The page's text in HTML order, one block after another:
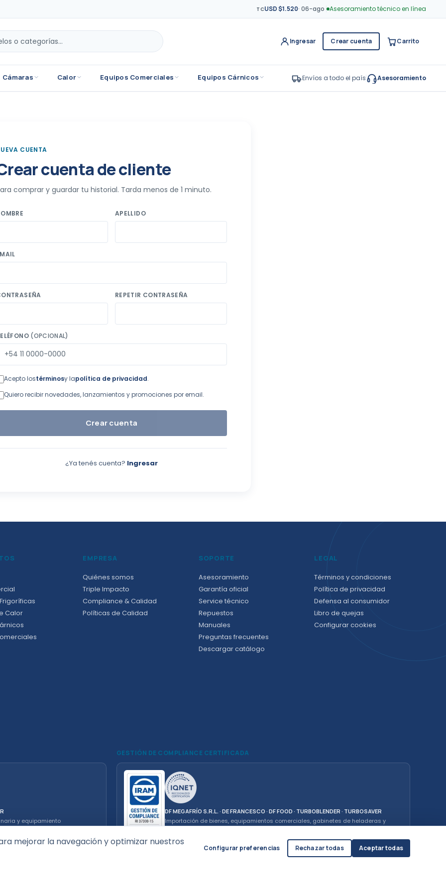
TCUSD $1.520·06-ago Asesoramiento técnico en línea
Ingresar Crear cuenta Carrito
Cámaras Calor Equipos Comerciales Equipos Cárnicos Envíos a todo el país Asesoramiento
CUENTA
cuenta de cliente
comprar y guardar tu historial. Tarda menos de 1 minuto.
APELLIDO
REPETIR CONTRASEÑA
(OPCIONAL)
Acepto lostérminosy lapolítica de privacidad.
Quiero recibir novedades, lanzamientos y promociones por email.
Crear cuenta
¿Ya tenés cuenta? Ingresar
Calor
EMPRESA
Quiénes somos
Triple Impacto
Compliance & Calidad
Políticas de Calidad
SOPORTE
Asesoramiento
Garantía oficial
Service técnico
Repuestos
Manuales
Preguntas frecuentes
Descargar catálogo
LEGAL
Términos y condiciones
Política de privacidad
Defensa al consumidor
Libro de quejas
Configurar cookies
y equipamiento
GESTIÓN DE COMPLIANCE CERTIFICADA
DF MEGAFRÍO S.R.L. · DE FRANCESCO · DF FOOD · TURBOBLENDER · TURBOSAVER
Importación de bienes, equipamientos comerciales, gabinetes de heladeras y
electrodomésticos. Compra de pescado y exportación.
mejorar la navegación y optimizar nuestros
Configurar preferencias Rechazar todas Aceptar todas